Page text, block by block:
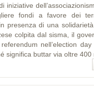
iniziative
fondi a favore dei
presenza di una
colpita dal sisma, il
nell’election day
significa buttar via oltre 400